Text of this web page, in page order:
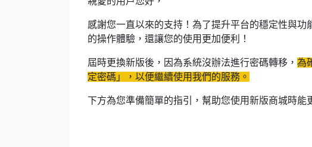
感謝您一直以來的支持！為了提升平台的穩定性與
的操作體驗，還讓您的使用更加便利！
屆時更換新版後，因為系統沒辦法進行密碼轉移， 為
定密碼」，以便繼續使用我們的服務。
下方為您準備簡單的指引，幫助您使用新版商城時能